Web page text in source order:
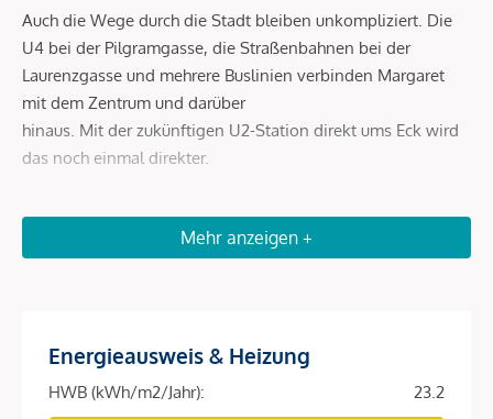
Auch die Wege durch die Stadt bleiben unkompliziert. Die
U4 bei der Pilgramgasse, die Straßenbahnen bei der
Laurenzgasse und mehrere Buslinien verbinden Margaret
mit dem Zentrum und darüber
hinaus. Mit der zukünftigen U2-Station direkt ums Eck wird
das noch einmal direkter.
Beschreibung *
seinen Charakter entwickelt. Margaret ist mehr als ein Ort
zum Wohnen. Es steht für eine Art zu leben – geprägt von
Mehr anzeigen +
Energieausweis & Heizung
HWB (kWh/m2/Jahr):
23.2